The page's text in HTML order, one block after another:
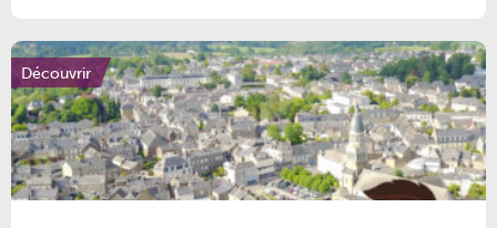
Découvrir